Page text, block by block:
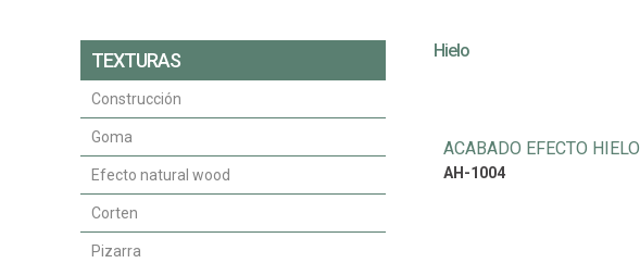
TEXTURAS
Construcción
Goma
Efecto natural wood
Corten
Pizarra
Hielo
ACABADO EFECTO HIELO
AH-1004